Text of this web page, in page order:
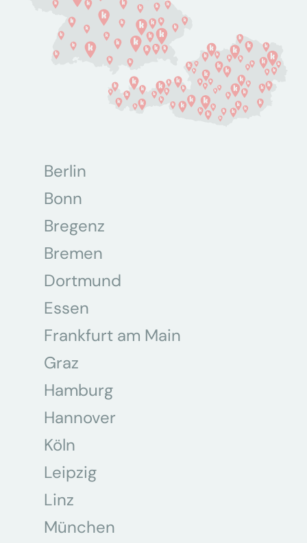
Berlin
Bonn
Bregenz
Bremen
Dortmund
Essen
Frankfurt am Main
Graz
Hamburg
Hannover
Köln
Leipzig
Linz
München